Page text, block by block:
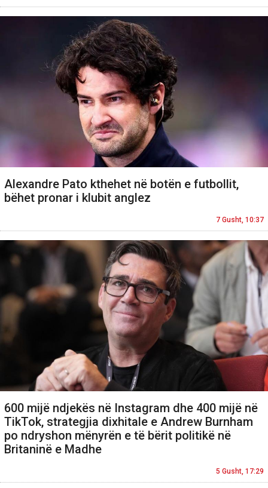
Alexandre Pato kthehet në botën e futbollit,
bëhet pronar i klubit anglez
7 Gusht, 10:37
600 mijë ndjekës në Instagram dhe 400 mijë në
TikTok, strategjia dixhitale e Andrew Burnham
po ndryshon mënyrën e të bërit politikë në
Britaninë e Madhe
5 Gusht, 17:29